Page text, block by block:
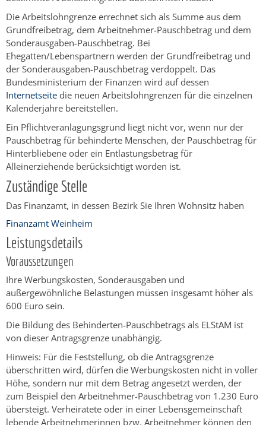
Die Arbeitslohngrenze errechnet sich als Summe aus dem
Grundfreibetrag, dem Arbeitnehmer-Pauschbetrag und dem
Sonderausgaben-Pauschbetrag. Bei
Ehegatten/Lebenspartnern werden der Grundfreibetrag und
der Sonderausgaben-Pauschbetrag verdoppelt. Das
Bundesministerium der Finanzen wird auf dessen
Internetseite die neuen Arbeitslohngrenzen für die einzelnen
Kalenderjahre bereitstellen.
Ein Pflichtveranlagungsgrund liegt nicht vor, wenn nur der
Pauschbetrag für behinderte Menschen, der Pauschbetrag für
Hinterbliebene oder ein Entlastungsbetrag für
Alleinerziehende berücksichtigt worden ist.
Zuständige Stelle
Das Finanzamt, in dessen Bezirk Sie Ihren Wohnsitz haben
Finanzamt Weinheim
Leistungsdetails
Voraussetzungen
Ihre Werbungskosten, Sonderausgaben und
außergewöhnliche Belastungen müssen insgesamt höher als
600 Euro sein.
Die Bildung des Behinderten-Pauschbetrags als ELStAM ist
von dieser Antragsgrenze unabhängig.
Hinweis: Für die Feststellung, ob die Antragsgrenze
überschritten wird, dürfen die Werbungskosten nicht in voller
Höhe, sondern nur mit dem Betrag angesetzt werden, der
zum Beispiel den Arbeitnehmer-Pauschbetrag von 1.230 Euro
übersteigt. Verheiratete oder in einer Lebensgemeinschaft
lebende Arbeitnehmerinnen bzw. Arbeitnehmer können den